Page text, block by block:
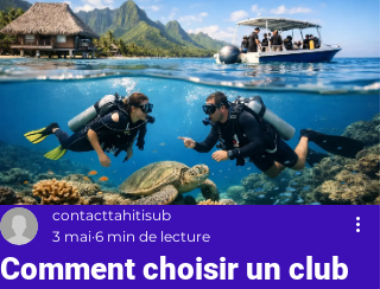
Comment choisir un club
contacttahitisub
3 mai 6 min de lecture